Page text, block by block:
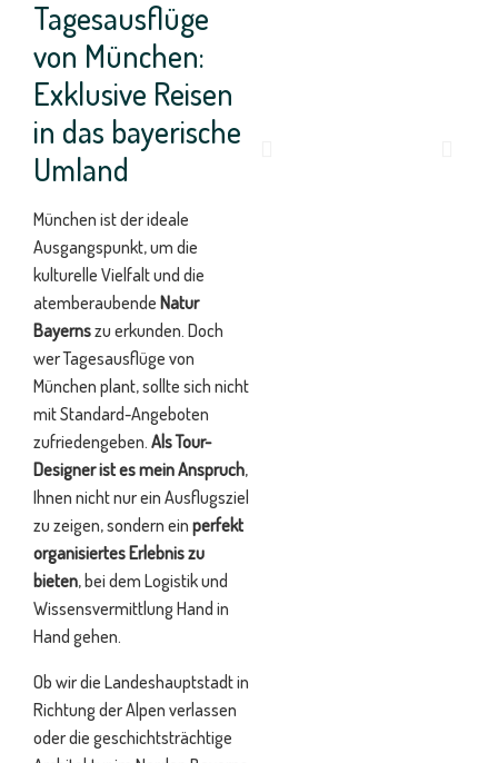
Tagesausflüge
von München:
Exklusive Reisen
in das bayerische
Umland
München ist der ideale
Ausgangspunkt, um die
kulturelle Vielfalt und die
atemberaubende Natur
Bayernszu erkunden. Doch
wer Tagesausflüge von
München plant, sollte sich nicht
mit Standard-Angeboten
zufriedengeben. Als Tour-
Designer ist es mein Anspruch,
Ihnen nicht nur ein Ausflugsziel
zu zeigen, sondern ein perfekt
organisiertes Erlebnis zu
bieten, bei dem Logistik und
Wissensvermittlung Hand in
Hand gehen.
Ob wir die Landeshauptstadt in
Richtung der Alpen verlassen
oder die geschichtsträchtige